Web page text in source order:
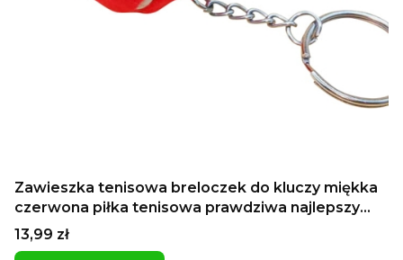
Zawieszka tenisowa breloczek do kluczy miękka
czerwona piłka tenisowa prawdziwa najlepszy
prezent dla tenisisty do 10 zł pamiątka z turnieju
tenisowego
Cena
13,99 zł